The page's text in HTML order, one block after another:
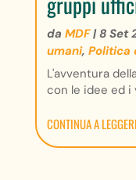
da MDF|8 Set
umani, Politica
L'avventura
con le idee ed i
CONTINUA A